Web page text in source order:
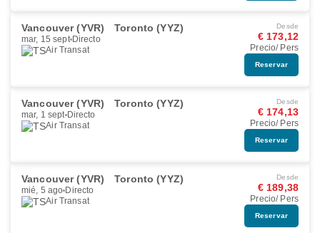
Vancouver (YVR) Toronto (YYZ)
mar, 15 sept Directo
Air Transat
Desde
€ 173,12
Precio/ Pers
Reservar
Vancouver (YVR) Toronto (YYZ)
mar, 1 sept Directo
Air Transat
Desde
€ 174,13
Precio/ Pers
Reservar
Vancouver (YVR) Toronto (YYZ)
mié, 5 ago Directo
Air Transat
Desde
€ 189,38
Precio/ Pers
Reservar